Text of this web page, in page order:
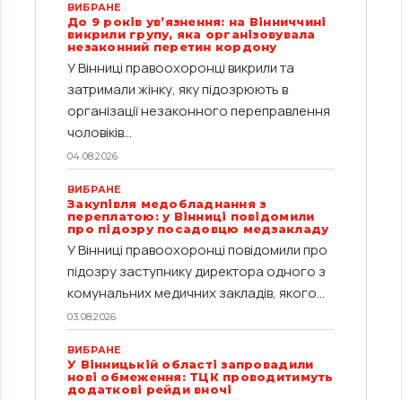
ВИБРАНЕ
До 9 років ув’язнення: на Вінниччині
викрили групу, яка організовувала
незаконний перетин кордону
У Вінниці правоохоронці викрили та
затримали жінку, яку підозрюють в
організації незаконного переправлення
чоловіків...
04.08.2026
ВИБРАНЕ
Закупівля медобладнання з
переплатою: у Вінниці повідомили
про підозру посадовцю медзакладу
У Вінниці правоохоронці повідомили про
підозру заступнику директора одного з
комунальних медичних закладів, якого...
03.08.2026
ВИБРАНЕ
У Вінницькій області запровадили
нові обмеження: ТЦК проводитимуть
додаткові рейди вночі